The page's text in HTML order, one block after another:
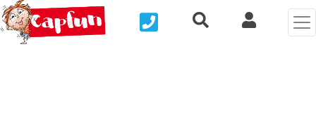
Nous contacterRecherche rapide
Mi